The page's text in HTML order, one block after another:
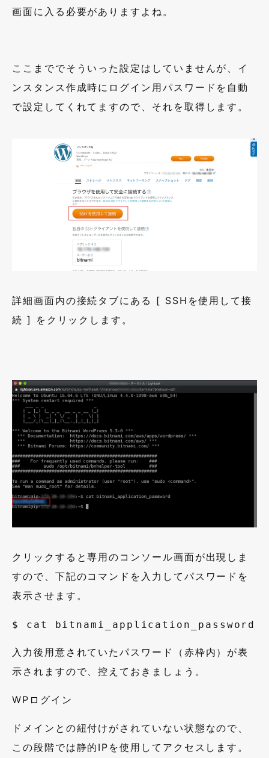
画面に入る必要がありますよね。
ここまででそういった設定はしていませんが、イ
ンスタンス作成時にログイン用パスワードを自動
で設定してくれてますので、それを取得します。
詳細画面内の接続タブにある [ SSH を使用して接
続 ] をクリックします。
クリックすると専用のコンソール画面が出現しま
すので、下記のコマンドを入力してパスワードを
表示させます。
$ cat bitnami_application_password
入力後用意されていたパスワード（赤枠内）が表
示されますので、控えておきましょう。
WP ログイン
ドメインとの紐付けがされていない状態なので、
この段階では静的
IP を使用してアクセスします。